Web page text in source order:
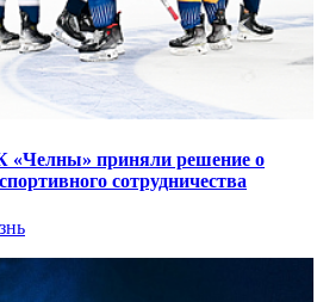
приняли решение о
сотрудничества